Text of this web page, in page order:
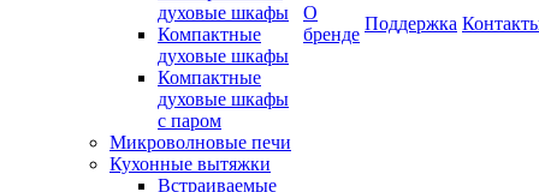
духовые шкафы
Компактные
духовые шкафы
Компактные
духовые шкафы
с паром
Микроволновые печи
Кухонные вытяжки
Встраиваемые
О
бренде
Поддержка